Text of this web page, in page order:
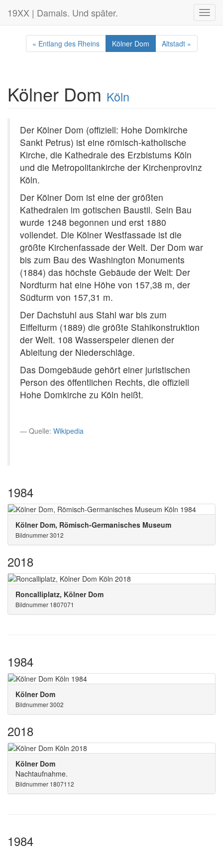
19XX | Damals. Und später.
« Entlang des Rheins Kölner Dom Altstadt »
Kölner Dom Köln
Der Kölner Dom (offiziell: Hohe Domkirche
Sankt Petrus) ist eine römisch-katholische
Kirche, die Kathedrale des Erzbistums Köln
und die Metropolitan­kirche der Kirchenprovinz
Köln.
Der Kölner Dom ist eine der größten
Kathedralen im gotischen Baustil. Sein Bau
wurde 1248 begonnen und erst 1880
vollendet. Die Kölner Westfassade ist die
größte Kirchenfassade der Welt. Der Dom war
bis zum Bau des Washington Monuments
(1884) das höchste Gebäude der Welt: Der
Nordturm hat eine Höhe von 157,38 m, der
Südturm von 157,31 m.
Der Dachstuhl aus Stahl war bis zum
Eiffelturm (1889) die größte Stahlkonstruktion
der Welt. 108 Wasserspeier dienen der
Ableitung der Niederschläge.
Das Domgebäude gehört einer juristischen
Person des öffentlichen Rechts, die offiziell
Hohe Domkirche zu Köln heißt.
Quelle: Wikipedia
1984
Kölner Dom, Römisch-Germanisches Museum
Bildnummer 3012
2018
Roncalliplatz, Kölner Dom
Bildnummer 1807071
1984
Kölner Dom
Bildnummer 3002
2018
Kölner Dom
Nachtaufnahme.
Bildnummer 1807112
1984